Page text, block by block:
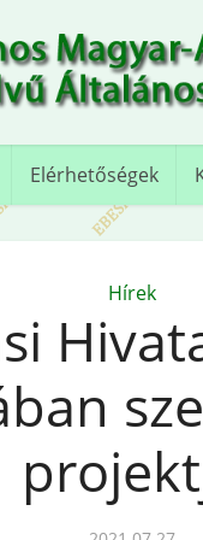
Elérhetőségek
Hírek